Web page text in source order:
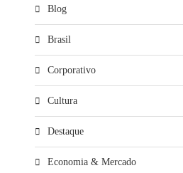
Blog
Brasil
Corporativo
Cultura
Destaque
Economia & Mercado